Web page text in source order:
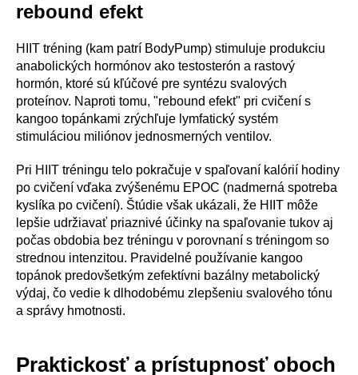
rebound efekt
HIIT tréning (kam patrí BodyPump) stimuluje produkciu
anabolických hormónov ako testosterón a rastový
hormón, ktoré sú kľúčové pre syntézu svalových
proteínov. Naproti tomu, "rebound efekt" pri cvičení s
kangoo topánkami zrýchľuje lymfatický systém
stimuláciou miliónov jednosmerných ventilov.
Pri HIIT tréningu telo pokračuje v spaľovaní kalórií hodiny
po cvičení vďaka zvýšenému EPOC (nadmerná spotreba
kyslíka po cvičení). Štúdie však ukázali, že HIIT môže
lepšie udržiavať priaznivé účinky na spaľovanie tukov aj
počas obdobia bez tréningu v porovnaní s tréningom so
strednou intenzitou. Pravidelné používanie kangoo
topánok predovšetkým zefektívni bazálny metabolický
výdaj, čo vedie k dlhodobému zlepšeniu svalového tónu
a správy hmotnosti.
Praktickosť a prístupnosť oboch